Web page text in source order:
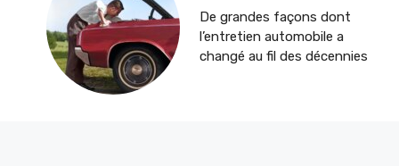
De grandes façons dont
l’entretien automobile a
changé au fil des décennies